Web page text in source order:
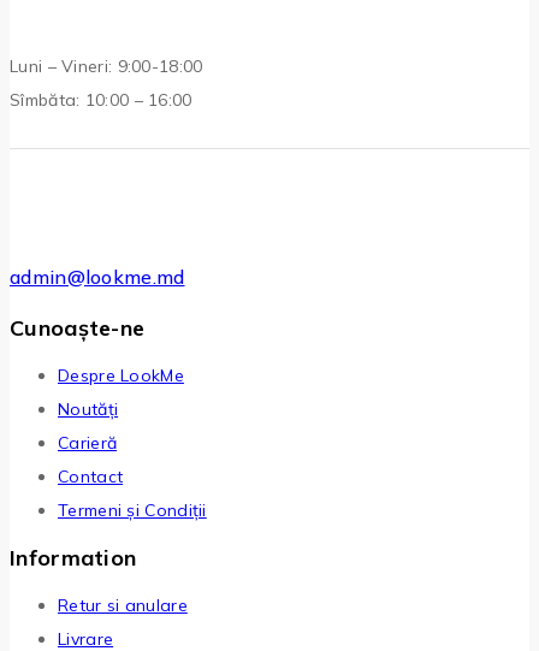
Luni – Vineri: 9:00-18:00
Sîmbăta: 10:00 – 16:00
admin@lookme.md
Cunoaște-ne
Despre LookMe
Noutăți
Carieră
Contact
Termeni și Condiții
Information
Retur si anulare
Livrare